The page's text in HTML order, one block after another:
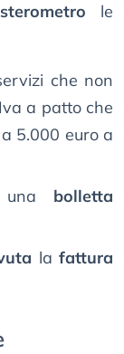
le
che non
a patto che
5.000 euro a
una bolletta
la fattura